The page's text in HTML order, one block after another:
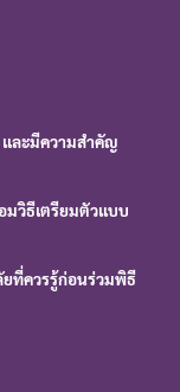
และมีความสำคัญ
มวิธีเตรียมตัวแบบ
ยที่ควรรู้ก่อนร่วมพิธี